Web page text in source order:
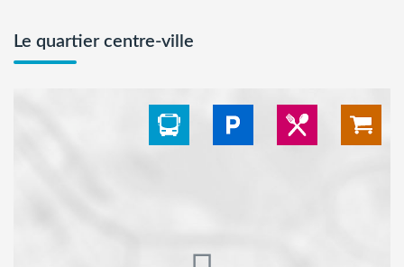
Le quartier centre-ville